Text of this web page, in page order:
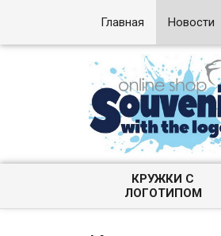
Главная Новости
КРУЖКИ С
ЛОГОТИПОМ